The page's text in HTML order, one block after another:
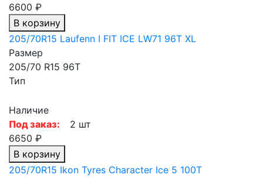
6600 ₽
В корзину
205/70R15 Laufenn I FIT ICE LW71 96T XL
Размер
205/70 R15 96T
Тип
Наличие
Под заказ:
2 шт
6650 ₽
В корзину
205/70R15 Ikon Tyres Character Ice 5 100T